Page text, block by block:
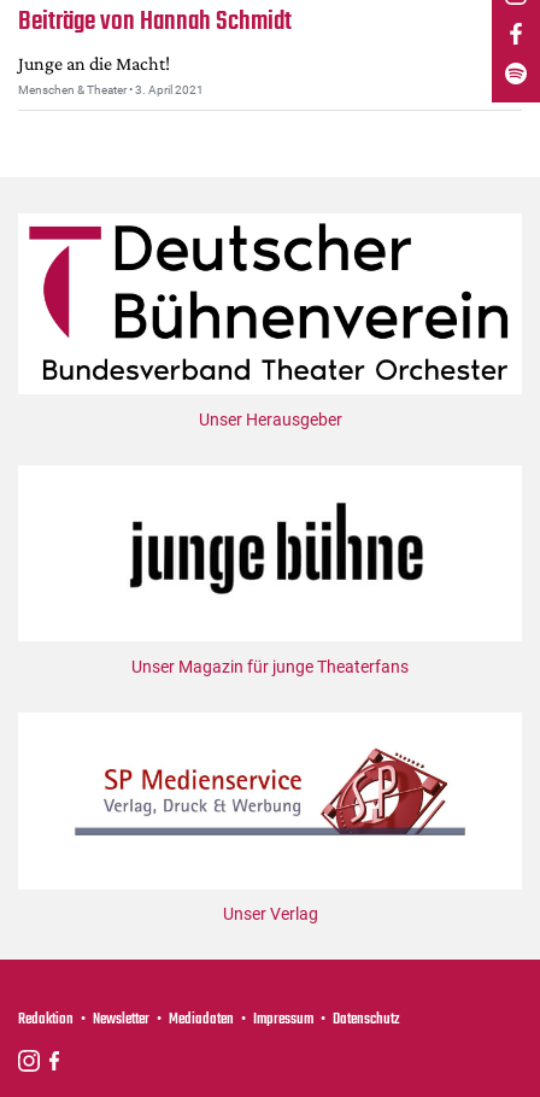
Mediadaten
Suche
Beiträge von Hannah Schmidt
Junge an die Macht!
Menschen & Theater • 3. April 2021
Unser Herausgeber
Unser Magazin für junge Theaterfans
Unser Verlag
Redaktion Newsletter Mediadaten Impressum Datenschutz